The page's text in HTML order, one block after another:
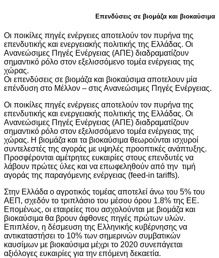
Επενδύσεις σε βιομάζα και βιοκαύσιμα
Οι ποικίλες πηγές ενέργειες αποτελούν τον πυρήνα της
επενδυτικής και ενεργειακής πολιτικής της Ελλάδας. Οι
Ανανεώσιμες Πηγές Ενέργειας (ΑΠΕ) διαδραματίζουν
σημαντικό ρόλο στον εξελισσόμενο τομέα ενέργειας της
χώρας.
Οι επενδύσεις σε βιομάζα και βιοκαύσιμα αποτελουν μία
επένδυση στο Μέλλον – στις Ανανεώσιμες Πηγές Ενέργειας.
Οι ποικίλες πηγές ενέργειες αποτελούν τον πυρήνα της
επενδυτικής και ενεργειακής πολιτικής της Ελλάδας. Οι
Ανανεώσιμες Πηγές Ενέργειας (ΑΠΕ) διαδραματίζουν
σημαντικό ρόλο στον εξελισσόμενο τομέα ενέργειας της
χώρας. Η βιομάζα και τα βιοκαύσιμα θεωρούνται ισχυροί
συντελεστές της αγοράς με υψηλές προοπτικές ανάπτυξης.
Προσφέρονται αμέτρητες ευκαιρίες στους επενδυτές να
λάβουν πρώτες ύλες και να επωφεληθούν από την τιμή
αγοράς της παραγόμενης ενέργειας (feed-in tariffs).
Στην Ελλάδα ο αγροτικός τομέας αποτελεί άνω του 5% του
ΑΕΠ, σχεδόν το τριπλάσιο του μέσου όρου 1.8% της ΕΕ.
Επομένως, οι εταιρείες που ασχολούνται με βιομάζα και
βιοκαύσιμα θα βρουν άφθονες πηγές πρώτων υλών.
Επιπλέον, η δέσμευση της Ελληνικής κυβέρνησης να
αντικαταστήσει το 10% των σημερινών συμβατικών
καυσίμων με βιοκαύσιμα μέχρι το 2020 συνεπάγεται
αξιόλογες ευκαιρίες για την επόμενη δεκαετία.